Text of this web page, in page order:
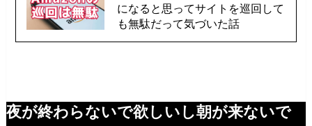
になると思ってサイトを巡回して
も無駄だって気づいた話
夜が終わらないで欲しいし朝が来ないで